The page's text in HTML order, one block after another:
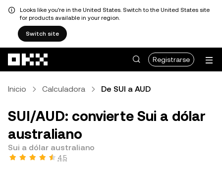
Looks like you're in the United States. Switch to the United States site
for products available in your region.
Switch site
Registrarse
Inicio Calculadora De SUI a AUD
SUI/AUD: convierte Sui a dólar
australiano
Sui a dólar australiano
4.5